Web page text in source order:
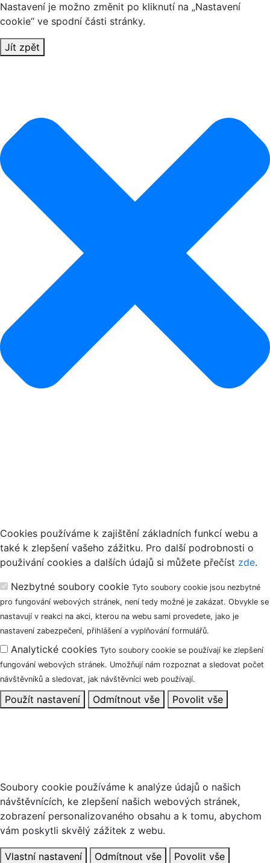
Nastavení je možno změnit po kliknutí na „Nastavení
cookie“ ve spodní části stránky.
Jít zpět
Cookies používáme k zajištění základních funkcí webu a
také k zlepšení vašeho zážitku. Pro další podrobnosti o
použivání cookies a dalších údajů si můžete přečíst zde.
Nezbytné soubory cookie Tyto soubory cookie jsou nezbytné
pro fungování webových stránek, není tedy možné je zakázat. Obvykle se
nastavují v reakci na akci, kterou na webu sami provedete, jako je
nastavení zabezpečení, přihlášení a vyplňování formulářů.
Analytické cookies Tyto soubory cookie se používají ke zlepšení
fungování webových stránek. Umožňují nám rozpoznat a sledovat počet
návštěvníků a sledovat, jak návštěvníci web používají.
Použít nastavení Odmítnout vše Povolit vše
Soubory cookie používáme k analýze údajů o našich
návštěvnících, ke zlepšení našich webových stránek,
zobrazení personalizovaného obsahu a k tomu, abychom
vám poskytli skvělý zážitek z webu.
Vlastní nastavení Odmítnout vše Povolit vše